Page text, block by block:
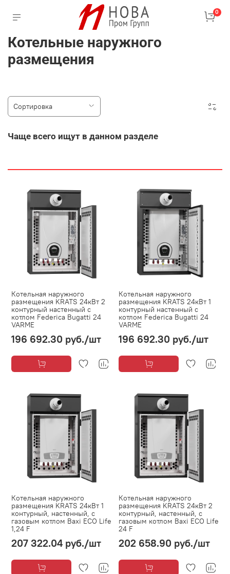
0
Котельные наружного
размещения
Чаще всего ищут в данном разделе
Котельная наружного
размещения KRATS 24кВт 2
контурный настенный с
котлом Federica Bugatti 24
VARME
196 692.30 руб./шт
Котельная наружного
размещения KRATS 24кВт 1
контурный настенный с
котлом Federica Bugatti 24
VARME
196 692.30 руб./шт
Котельная наружного
размещения KRATS 24кВт 1
контурный, настенный, с
газовым котлом Baxi ECO Life
1,24 F
207 322.04 руб./шт
Котельная наружного
размещения KRATS 24кВт 2
контурный, настенный, с
газовым котлом Baxi ECO Life
24 F
202 658.90 руб./шт